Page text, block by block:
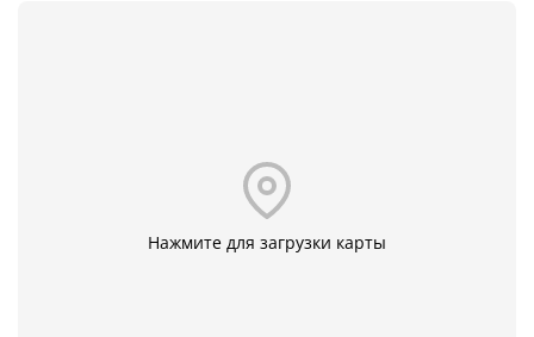
Нажмите для загрузки карты